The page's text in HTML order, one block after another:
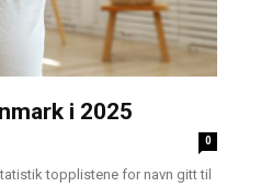
i 2025
0
topplistene for navn gitt til